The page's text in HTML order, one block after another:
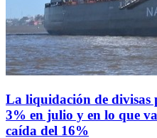
La liquidación de divisas
3% en julio y en lo que
caída del 16%